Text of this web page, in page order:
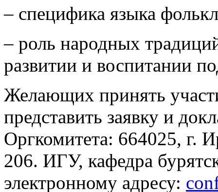
– специфика языка
– роль народных
развитии и воспитании
Желающих принять
представить заявку и
Оргкомитета: 664025, г.
206. ИГУ, кафедра
электронному адресу: